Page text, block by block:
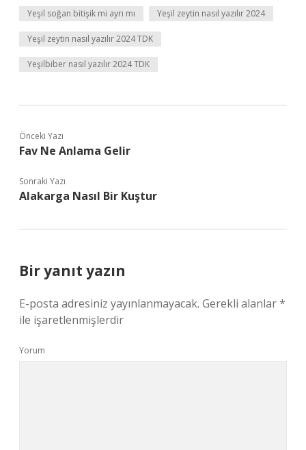
Yeşil soğan bitişik mi ayrı mı Yeşil zeytin nasıl yazılır 2024
Yeşil zeytin nasıl yazılır 2024 TDK
Yeşilbiber nasıl yazılır 2024 TDK
Önceki Yazı
Fav Ne Anlama Gelir
Sonraki Yazı
Alakarga Nasıl Bir Kuştur
Bir yanıt yazın
E-posta adresiniz yayınlanmayacak. Gerekli alanlar*
ile işaretlenmişlerdir
Yorum